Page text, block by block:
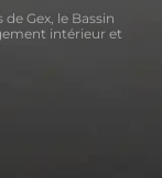
Gex, le Bassin
intérieur et